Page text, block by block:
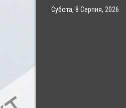
Субота, 8 Серпня, 2026